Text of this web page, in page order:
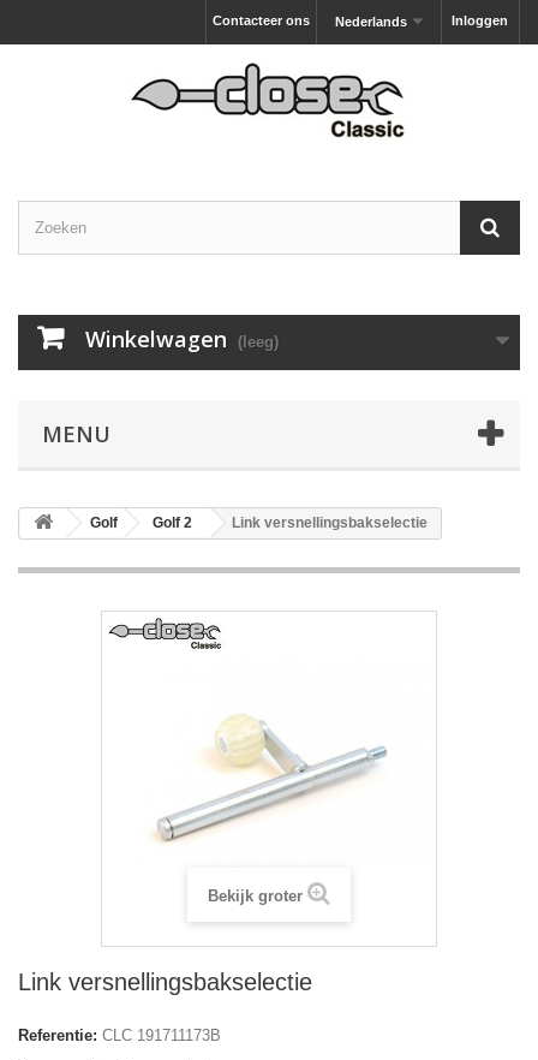
Inloggen
Nederlands
Contacteer ons
Winkelwagen (leeg)
MENU
Golf Golf 2 Link versnellingsbakselectie
Bekijk groter
Link versnellingsbakselectie
Referentie: CLC 191711173B